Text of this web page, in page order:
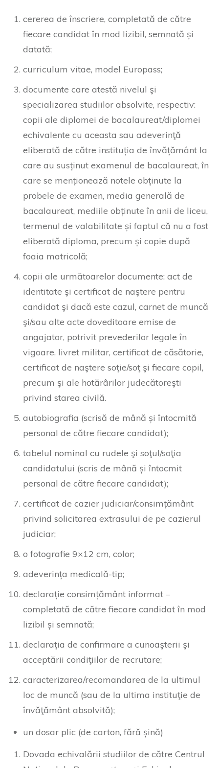
cererea de înscriere, completată de către
fiecare candidat în mod lizibil, semnată și
datată;
curriculum vitae, model Europass;
documente care atestă nivelul şi
specializarea studiilor absolvite, respectiv:
copii ale diplomei de bacalaureat/diplomei
echivalente cu aceasta sau adeverinţă
eliberată de către instituția de învățământ la
care au susținut examenul de bacalaureat, în
care se menționează notele obținute la
probele de examen, media generală de
bacalaureat, mediile obținute în anii de liceu,
termenul de valabilitate și faptul că nu a fost
eliberată diploma, precum și copie după
foaia matricolă;
copii ale următoarelor documente: act de
identitate şi certificat de naştere pentru
candidat şi dacă este cazul, carnet de muncă
şi/sau alte acte doveditoare emise de
angajator, potrivit prevederilor legale în
vigoare, livret militar, certificat de căsătorie,
certificat de naştere soţie/soţ şi fiecare copil,
precum şi ale hotărârilor judecătoreşti
privind starea civilă.
autobiografia (scrisă de mână și întocmită
personal de către fiecare candidat);
tabelul nominal cu rudele şi soţul/soţia
candidatului (scris de mână și întocmit
personal de către fiecare candidat);
certificat de cazier judiciar/consimțământ
privind solicitarea extrasului de pe cazierul
judiciar;
o fotografie 9×12 cm, color;
adeverința medicală-tip;
declarație consimțământ informat –
completată de către fiecare candidat în mod
lizibil și semnată;
declaraţia de confirmare a cunoaşterii şi
acceptării condiţiilor de recrutare;
caracterizarea/recomandarea de la ultimul
loc de muncă (sau de la ultima instituţie de
învăţământ absolvită);
un dosar plic (de carton, fără șină)
Dovada echivalării studiilor de către Centrul